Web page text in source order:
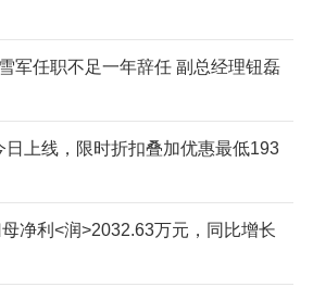
军任职不足一年辞任 副总经理钮磊
日上线，限时折扣叠加优惠最低193
母净利<润>2032.63万元，同比增长